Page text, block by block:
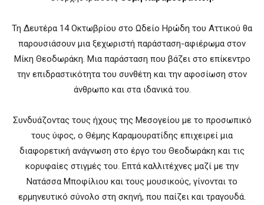
Τη Δευτέρα 14 Οκτωβρίου στο Ωδείο Ηρώδη του Αττικού θα
παρουσιάσουν μια ξεχωριστή παράσταση-αφιέρωμα στον
Μίκη Θεοδωράκη. Μια παράσταση που βάζει στο επίκεντρο
την επιδραστικότητα του συνθέτη και την αφοσίωση στον
άνθρωπο και στα ιδανικά του.
Συνδυάζοντας τους ήχους της Μεσογείου με το προσωπικό
τους ύφος, ο Θέμης Καραμουρατίδης επιχειρεί μια
διαφορετική ανάγνωση στο έργο του Θεοδωράκη και τις
κορυφαίες στιγμές του. Επτά καλλιτέχνες μαζί με την
Νατάσσα Μποφίλιου και τους μουσικούς, γίνονται το
ερμηνευτικό σύνολο στη σκηνή, που παίζει και τραγουδά.